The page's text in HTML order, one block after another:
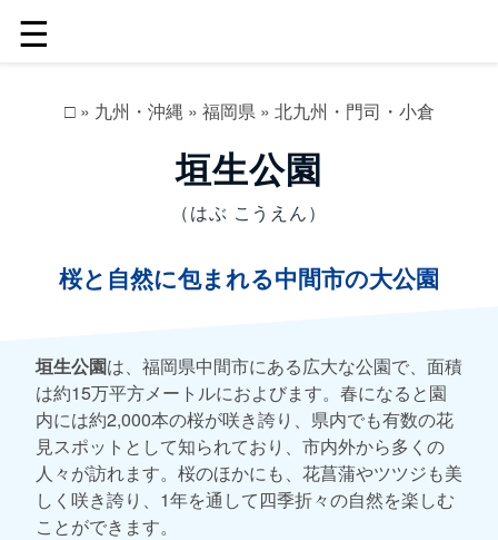
☰
□» 九州・沖縄 » 福岡県» 北九州・門司・小倉
垣生公園
（はぶ こうえん）
桜と自然に包まれる中間市の大公園
垣生公園は、福岡県中間市にある広大な公園で、面積
は約15万平方メートルにおよびます。春になると園
内には約2,000本の桜が咲き誇り、県内でも有数の花
見スポットとして知られており、市内外から多くの
人々が訪れます。桜のほかにも、花菖蒲やツツジも美
しく咲き誇り、1年を通して四季折々の自然を楽しむ
ことができます。